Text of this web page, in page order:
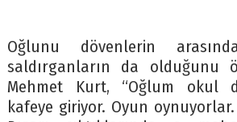
Oğlunu dövenlerin
saldırganların da olduğunu
Mehmet Kurt, “Oğlum okul
kafeye giriyor. Oyun